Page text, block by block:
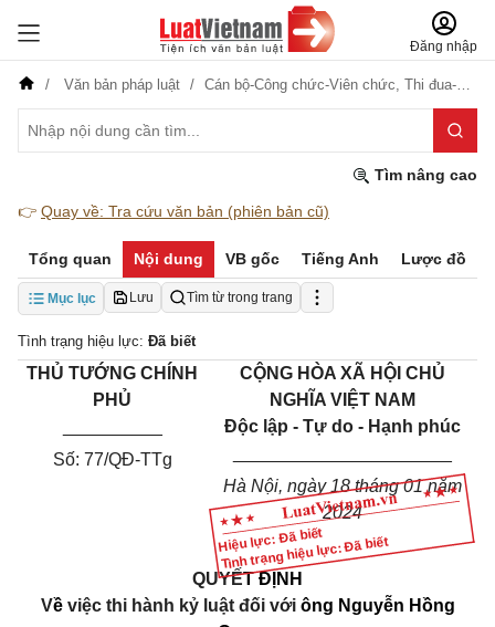
Đăng nhập
Văn bản pháp luật Cán bộ-Công chức-Viên chức, Thi đua-Khen thưởng-Kỷ luật
Tìm nâng cao
👉 Quay về: Tra cứu văn bản (phiên bản cũ)
Tổng quan Nội dung VB gốc Tiếng Anh Lược đồ
Mục lục Lưu Tìm từ trong trang
Tình trạng hiệu lực: Đã biết
Hiệu lực: Đã biết
Tình trạng hiệu lực: Đã biết
THỦ TƯỚNG CHÍNH
PHỦ
Số: 77/QĐ-TTg
CỘNG HÒA XÃ HỘI CHỦ
NGHĨA VIỆT NAM
Độc lập - Tự do - Hạnh phúc
Hà Nội, ngày 18 tháng 01 năm
2024
QUYẾT ĐỊNH
Về việc thi hành kỷ luật đối vớiông Nguyễn Hồng